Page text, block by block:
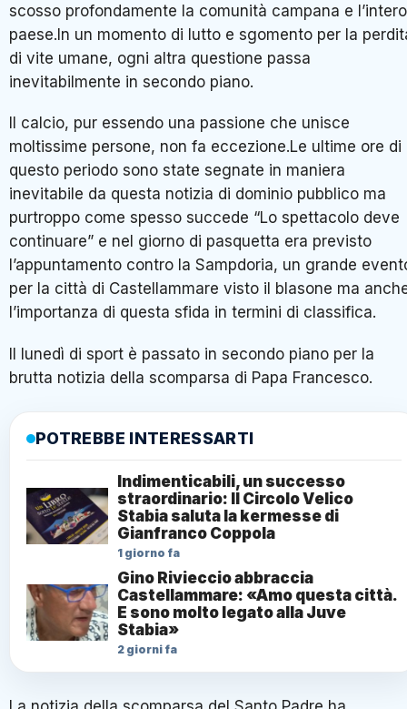
scosso profondamente la comunità campana e l’intero
paese.In un momento di lutto e sgomento per la
di vite umane, ogni altra questione passa
inevitabilmente in secondo piano.
Il calcio, pur essendo una passione che unisce
moltissime persone, non fa eccezione.Le ultime ore di
questo periodo sono state segnate in maniera
inevitabile da questa notizia di dominio pubblico ma
purtroppo come spesso succede “Lo spettacolo deve
continuare” e nel giorno di pasquetta era previsto
l’appuntamento contro la Sampdoria, un grande
per la città di Castellammare visto il blasone ma
l’importanza di questa sfida in termini di classifica.
Il lunedì di sport è passato in secondo piano per la
brutta notizia della scomparsa di Papa Francesco.
POTREBBE INTERESSARTI
Indimenticabili, un successo
straordinario: Il Circolo Velico
Stabia saluta la kermesse di
Gianfranco Coppola
1 giorno fa
Gino Rivieccio abbraccia
Castellammare: «Amo questa città.
E sono molto legato alla Juve
Stabia»
2 giorni fa